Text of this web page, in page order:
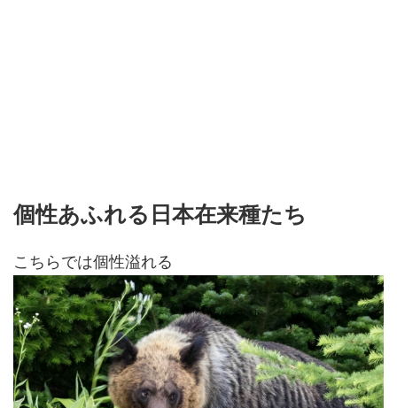
個性あふれる日本在来種たち
こちらでは個性溢れる